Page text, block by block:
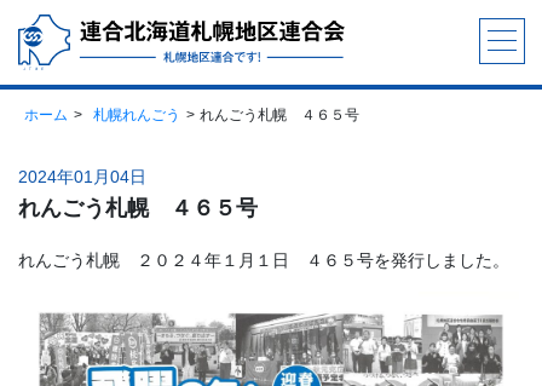
ホーム 札幌れんごう れんごう札幌 ４６５号
2024年01月04日
れんごう札幌 ４６５号
れんごう札幌 ２０２４年１月１日 ４６５号を発行しました。